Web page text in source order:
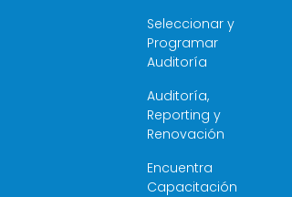
Seleccionar y
Programar
Auditoría
Auditoría,
Reporting y
Renovación
Encuentra
Capacitación